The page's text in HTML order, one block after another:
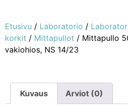
Etusivu / Laboratorio /
korkit / Mittapullot / Mittapullo
vakiohios, NS 14/23
Kuvaus Arviot (0)